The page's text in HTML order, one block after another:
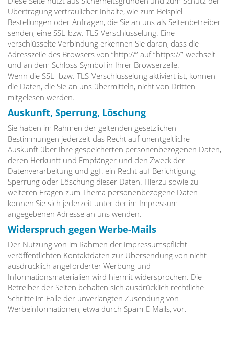
Übertragung vertraulicher Inhalte, wie zum Beispiel
Bestellungen oder Anfragen, die Sie an uns als Seitenbetreiber
senden, eine SSL-bzw. TLS-Verschlüsselung. Eine
verschlüsselte Verbindung erkennen Sie daran, dass die
Adresszeile des Browsers von “http://” auf “https://” wechselt
und an dem Schloss-Symbol in Ihrer Browserzeile.
Wenn die SSL- bzw. TLS-Verschlüsselung aktiviert ist, können
die Daten, die Sie an uns übermitteln, nicht von Dritten
mitgelesen werden.
Auskunft, Sperrung, Löschung
Sie haben im Rahmen der geltenden gesetzlichen
Bestimmungen jederzeit das Recht auf unentgeltliche
Auskunft über Ihre gespeicherten personenbezogenen Daten,
deren Herkunft und Empfänger und den Zweck der
Datenverarbeitung und ggf. ein Recht auf Berichtigung,
Sperrung oder Löschung dieser Daten. Hierzu sowie zu
weiteren Fragen zum Thema personenbezogene Daten
können Sie sich jederzeit unter der im Impressum
angegebenen Adresse an uns wenden.
Widerspruch gegen Werbe-Mails
Der Nutzung von im Rahmen der Impressumspflicht
veröffentlichten Kontaktdaten zur Übersendung von nicht
ausdrücklich angeforderter Werbung und
Informationsmaterialien wird hiermit widersprochen. Die
Betreiber der Seiten behalten sich ausdrücklich rechtliche
Schritte im Falle der unverlangten Zusendung von
Werbeinformationen, etwa durch Spam-E-Mails, vor.